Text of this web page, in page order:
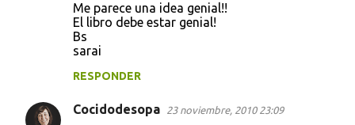
Me parece una idea genial!!
El libro debe estar genial!
Bs
sarai
RESPONDER
Cocidodesopa 23 noviembre, 2010 23:09